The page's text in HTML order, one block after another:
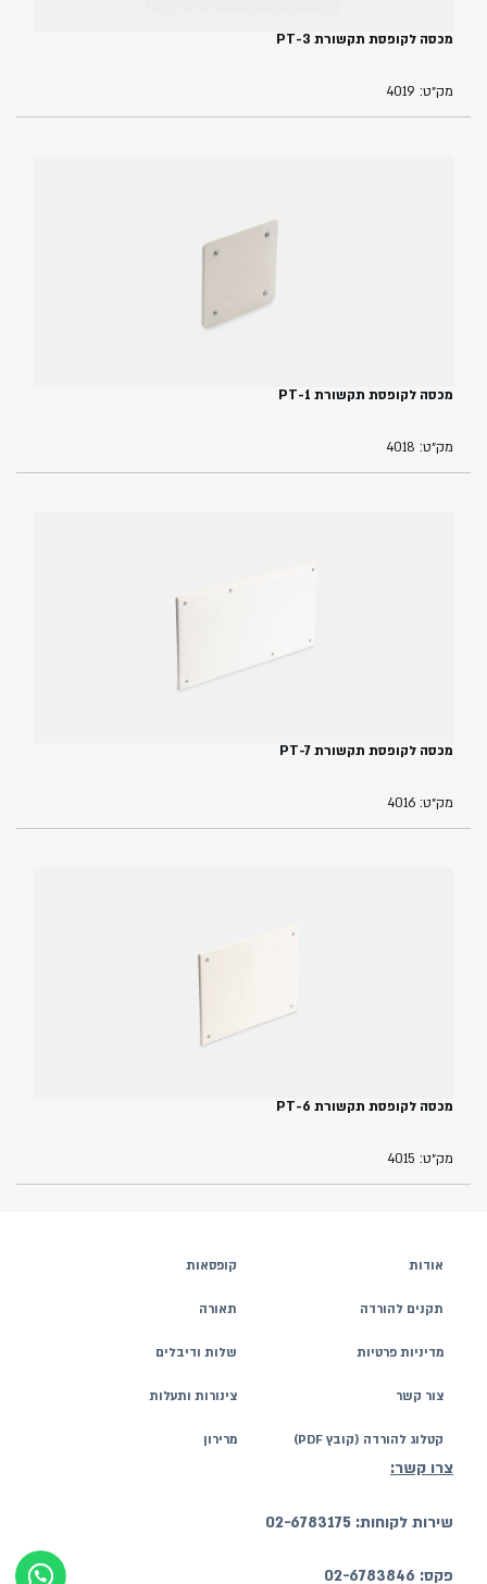
מכסה לקופסת תקשורת PT-3
מק״ט: 4019
מכסה לקופסת תקשורת PT-1
מק״ט: 4018
מכסה לקופסת תקשורת PT-7
מק״ט: 4016
מכסה לקופסת תקשורת PT-6
מק״ט: 4015
צרו קשר:
שירות לקוחות: 02-6783175
פקס: 02-6783846
אודות
תקנים להורדה
מדיניות פרטיות
צור קשר
קטלוג להורדה (קובץ PDF)
קופסאות
תאורה
שלות ודיבלים
צינורות ותעלות
מרירון